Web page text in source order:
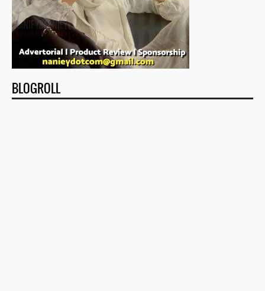
BLOGROLL